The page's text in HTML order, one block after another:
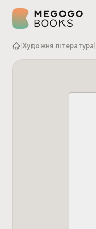
|Художня література